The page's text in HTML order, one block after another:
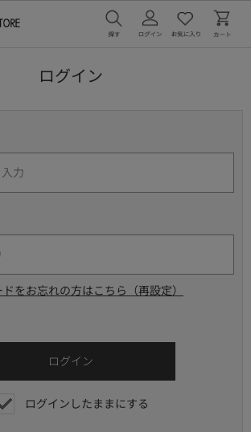
ログイン
をお忘れの方はこちら（再設定）
ログインしたままにする